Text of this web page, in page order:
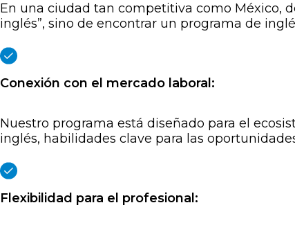
En una ciudad tan competitiva como México,
inglés”, sino de encontrar un programa de
Conexión con el mercado laboral:
Nuestro programa está diseñado para el
inglés, habilidades clave para las
Flexibilidad para el profesional: